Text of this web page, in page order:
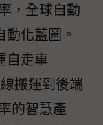
，全球自動
化藍圖。
自走車
搬運到後端
的智慧產